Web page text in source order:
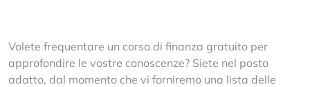
Volete frequentare un corso di finanza gratuito per
approfondire le vostre conoscenze? Siete nel posto
adatto, dal momento che vi forniremo una lista delle